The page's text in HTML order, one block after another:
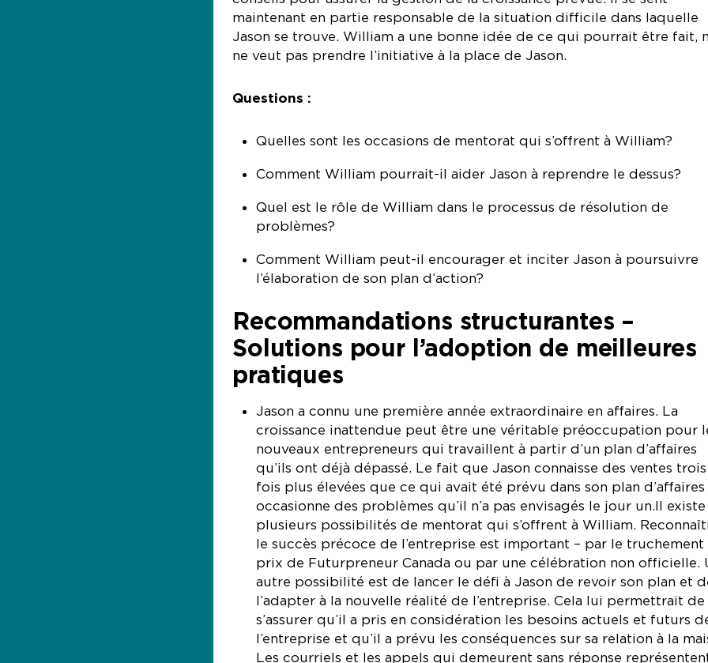
maintenant en partie responsable de la situation difficile dans laquelle
Jason se trouve. William a une bonne idée de ce qui pourrait être fait,
ne veut pas prendre l’initiative à la place de Jason.
Questions :
Quelles sont les occasions de mentorat qui s’offrent à William?
Comment William pourrait-il aider Jason à reprendre le dessus?
Quel est le rôle de William dans le processus de résolution de
problèmes?
Comment William peut-il encourager et inciter Jason à poursuivre
l’élaboration de son plan d’action?
Recommandations structurantes –
Solutions pour l’adoption de meilleures
pratiques
Jason a connu une première année extraordinaire en affaires. La
croissance inattendue peut être une véritable préoccupation pour
nouveaux entrepreneurs qui travaillent à partir d’un plan d’affaires
qu’ils ont déjà dépassé. Le fait que Jason connaisse des ventes trois
fois plus élevées que ce qui avait été prévu dans son plan d’affaires
occasionne des problèmes qu’il n’a pas envisagés le jour un.Il existe
plusieurs possibilités de mentorat qui s’offrent à William.
le succès précoce de l’entreprise est important – par le truchement
prix de Futurpreneur Canada ou par une célébration non officielle.
autre possibilité est de lancer le défi à Jason de revoir son plan et
l’adapter à la nouvelle réalité de l’entreprise. Cela lui permettrait de
s’assurer qu’il a pris en considération les besoins actuels et futurs
l’entreprise et qu’il a prévu les conséquences sur sa relation à la
Les courriels et les appels qui demeurent sans réponse